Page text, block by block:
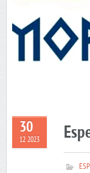
30
12 2023